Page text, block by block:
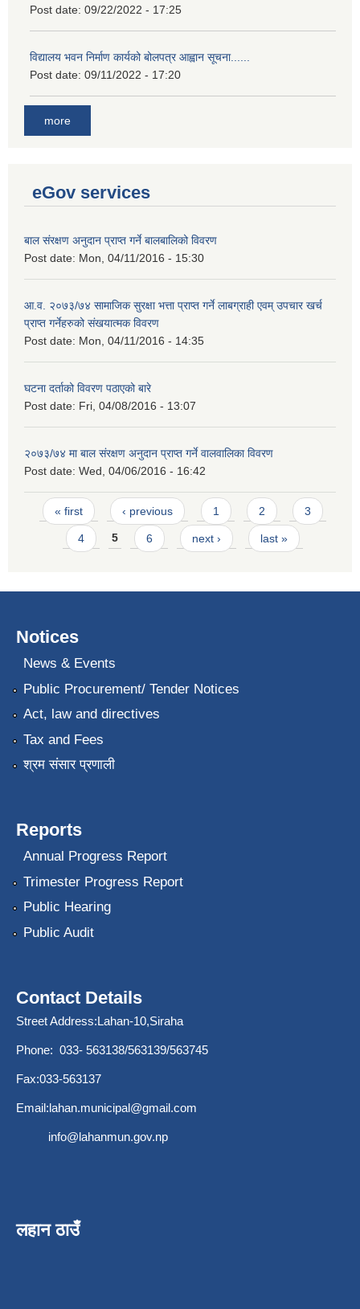
Post date: 09/22/2022 - 17:25
विद्यालय भवन निर्माण कार्यको बोलपत्र आह्वान सूचना......
Post date: 09/11/2022 - 17:20
more
eGov services
बाल संरक्षण अनुदान प्राप्त गर्ने बालबालिको विवरण
Post date: Mon, 04/11/2016 - 15:30
आ.व. २०७३/७४ सामाजिक सुरक्षा भत्ता प्राप्त गर्ने लाबग्राही एवम् उपचार खर्च
प्राप्त गर्नेहरुको संखयात्मक विवरण
Post date: Mon, 04/11/2016 - 14:35
घटना दर्ताको विवरण पठाएको बारे
Post date: Fri, 04/08/2016 - 13:07
२०७३/७४ मा बाल संरक्षण अनुदान प्राप्त गर्ने वालवालिका विवरण
Post date: Wed, 04/06/2016 - 16:42
Pages
« first ‹ previous 1 2 3
4 5 6 next › last »
Notices
News & Events
Public Procurement/ Tender Notices
Act, law and directives
Tax and Fees
श्रम संसार प्रणाली
Reports
Annual Progress Report
Trimester Progress Report
Public Hearing
Public Audit
Contact Details
Street Address:Lahan-10,Siraha
Phone: 033- 563138/563139/563745
Fax:033-563137
Email:lahan.municipal@gmail.com
info@lahanmun.gov.np
लहान ठाउँ